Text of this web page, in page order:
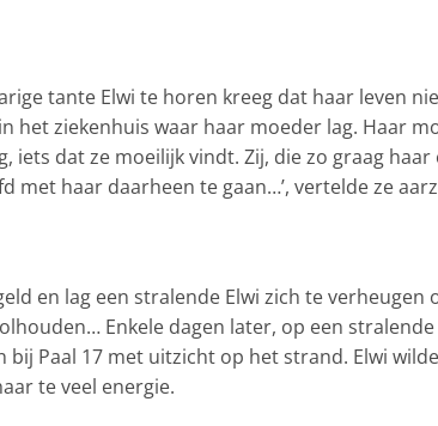
tante Elwi te horen kreeg dat haar leven
het ziekenhuis waar haar moeder lag. Haar
iets dat ze moeilijk vindt. Zij, die zo graag haar
met haar daarheen te gaan…’, vertelde ze
en lag een stralende Elwi zich te verheugen
Enkele dagen later, op een
Paal 17 met uitzicht op het strand. Elwi
te veel energie.